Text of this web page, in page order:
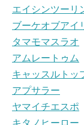
エイシンツーリ
ブーケオブアイ
タマモマスラオ
アムレートゥム
キャッスルトッ
アプサラー
ヤマイチエスポ
キタノヒーロー